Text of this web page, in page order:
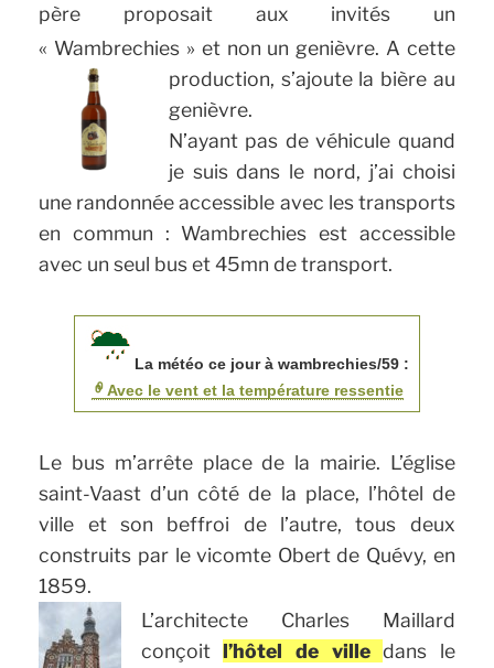
père proposait aux invités un
« Wambrechies » et non un genièvre. A cette
production, s’ajoute la bière au
genièvre.
N’ayant pas de véhicule quand
je suis dans le nord, j’ai choisi
une randonnée accessible avec les transports
en commun : Wambrechies est accessible
avec un seul bus et 45mn de transport.
La météo ce jour à wambrechies/59 :
Avec le vent et la température ressentie
Le bus m’arrête place de la mairie. L’église
saint-Vaast d’un côté de la place, l’hôtel de
ville et son beffroi de l’autre, tous deux
construits par le vicomte Obert de Quévy, en
1859.
L’architecte Charles Maillard
conçoitl’hôtel de ville dans le